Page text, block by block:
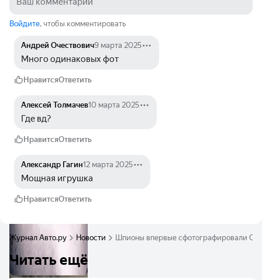
Войдите, чтобы комментировать
Андрей Очествович9 марта 2025
Много одинаковых фот
НравитсяОтветить
Алексей Толмачев10 марта 2025
Где вд?
НравитсяОтветить
Александр Гагин12 марта 2025
Мощная игрушка
НравитсяОтветить
Журнал Авто.ру Новости Шпионы впервые сфотографировали
Читать ещё